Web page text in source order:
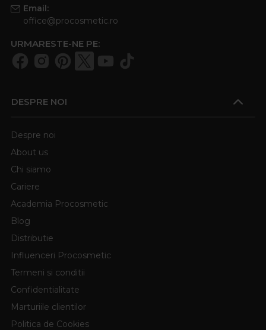
Email:
office@procosmetic.ro
URMARESTE-NE PE:
DESPRE NOI
Despre noi
About us
Chi siamo
Cariere
Academia Procosmetic
Blog
Distributie
Influenceri Procosmetic
Termeni si conditii
Confidentialitate
Marturiile clientilor
Politica de Cookies